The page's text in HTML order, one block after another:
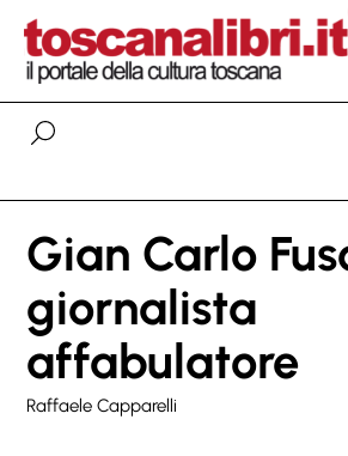
Gian Carlo
giornalista
affabulatore
Raffaele Capparelli